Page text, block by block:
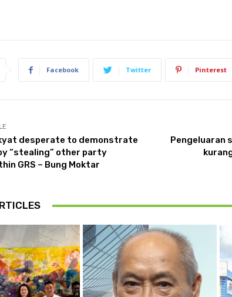
Facebook Twitter Pinterest
desperate to demonstrate
“stealing” other party
GRS – Bung Moktar
Pengeluaran